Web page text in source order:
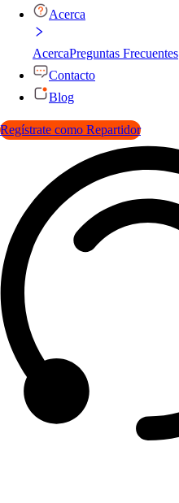
Acerca
AcercaPreguntas Frecuentes
Contacto
Blog
Regístrate como Repartidor